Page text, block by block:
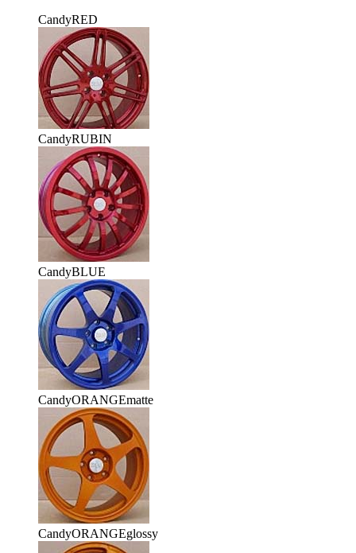
CandyRED
CandyRUBIN
CandyBLUE
CandyORANGEmatte
CandyORANGEglossy